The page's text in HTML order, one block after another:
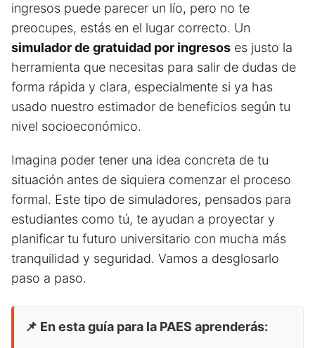
ingresos puede parecer un lío, pero no te
preocupes, estás en el lugar correcto. Un
simulador de gratuidad por ingresos es justo la
herramienta que necesitas para salir de dudas de
forma rápida y clara, especialmente si ya has
usado nuestro estimador de beneficios según tu
nivel socioeconómico.
Imagina poder tener una idea concreta de tu
situación antes de siquiera comenzar el proceso
formal. Este tipo de simuladores, pensados para
estudiantes como tú, te ayudan a proyectar y
planificar tu futuro universitario con mucha más
tranquilidad y seguridad. Vamos a desglosarlo
paso a paso.
📌 En esta guía para la PAES aprenderás: